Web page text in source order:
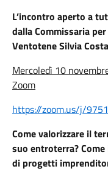
L’incontro aperto a
dalla Commissaria
Ventotene Silvia
Mercoledì 10
Zoom
https://zoom.us/j/
Come valorizzare il
suo entroterra?
di progetti